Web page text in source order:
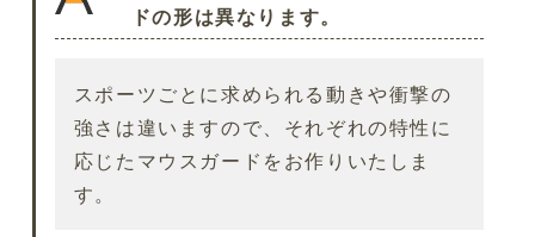
ドの形は異なります。
スポーツごとに求められる動きや衝撃の
強さは違いますので、それぞれの特性に
応じたマウスガードをお作りいたしま
す。